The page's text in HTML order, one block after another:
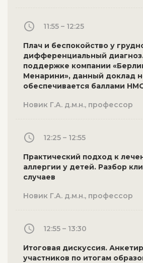
11:55 – 12:25
Плач и беспокойство у
дифференциальный
поддержке компании
Менарини», данный доклад
обеспечивается баллами
Новик Г.А. д.м.н., профессор
12:25 – 12:55
Практический подход к
аллергии у детей. Разбор
случаев
Новик Г.А. д.м.н., профессор
12:55 – 13:30
Итоговая дискуссия.
участников по итогам